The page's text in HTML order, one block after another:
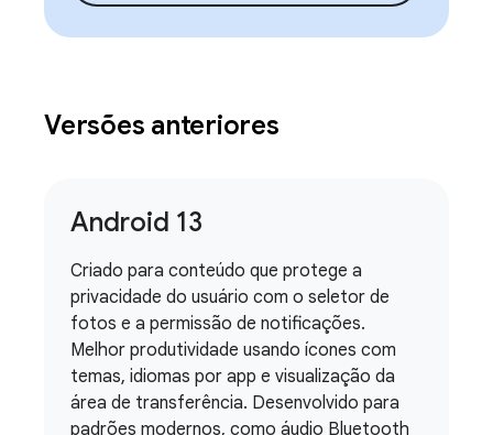
Versões anteriores
Android 13
Criado para conteúdo que protege a
privacidade do usuário com o seletor de
fotos e a permissão de notificações.
Melhor produtividade usando ícones com
temas, idiomas por app e visualização da
área de transferência. Desenvolvido para
padrões modernos, como áudio Bluetooth